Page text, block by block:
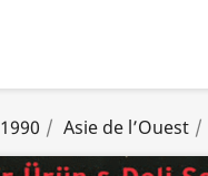
1990 Asie de l’Ouest